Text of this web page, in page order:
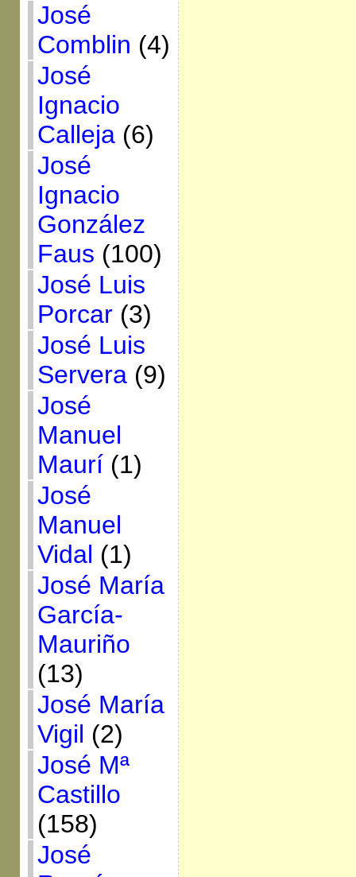
José
Comblin (4)
José
Ignacio
Calleja(6)
José
Ignacio
González
Faus (100)
José Luis
Porcar(3)
José Luis
Servera(9)
José
Manuel
Maurí(1)
José
Manuel
Vidal (1)
José María
García-
Mauriño
(13)
José María
Vigil (2)
José Mª
Castillo
(158)
José